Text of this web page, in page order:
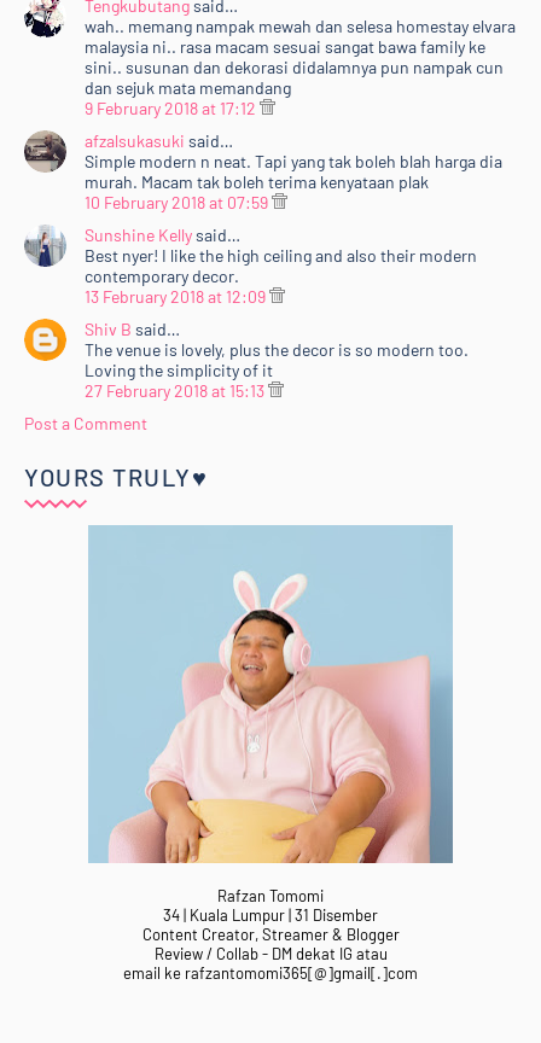
Tengkubutangsaid…
wah.. memang nampak mewah dan selesa homestay elvara
malaysia ni.. rasa macam sesuai sangat bawa family ke
sini.. susunan dan dekorasi didalamnya pun nampak cun
dan sejuk mata memandang
9 February 2018 at 17:12
afzalsukasuki said…
Simple modern n neat. Tapi yang tak boleh blah harga dia
murah. Macam tak boleh terima kenyataan plak
10 February 2018 at 07:59
Sunshine Kellysaid…
Best nyer! I like the high ceiling and also their modern
contemporary decor.
13 February 2018 at 12:09
Shiv B said…
The venue is lovely, plus the decor is so modern too.
Loving the simplicity of it
27 February 2018 at 15:13
Post a Comment
YOURS TRULY♥
Rafzan Tomomi
34 | Kuala Lumpur | 31 Disember
Content Creator, Streamer & Blogger
Review / Collab - DM dekat IG atau
email ke rafzantomomi365[@]gmail[.]com